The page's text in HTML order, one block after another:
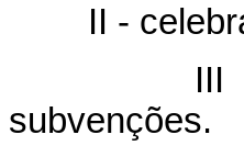
II - celebrar
III -
subvenções.